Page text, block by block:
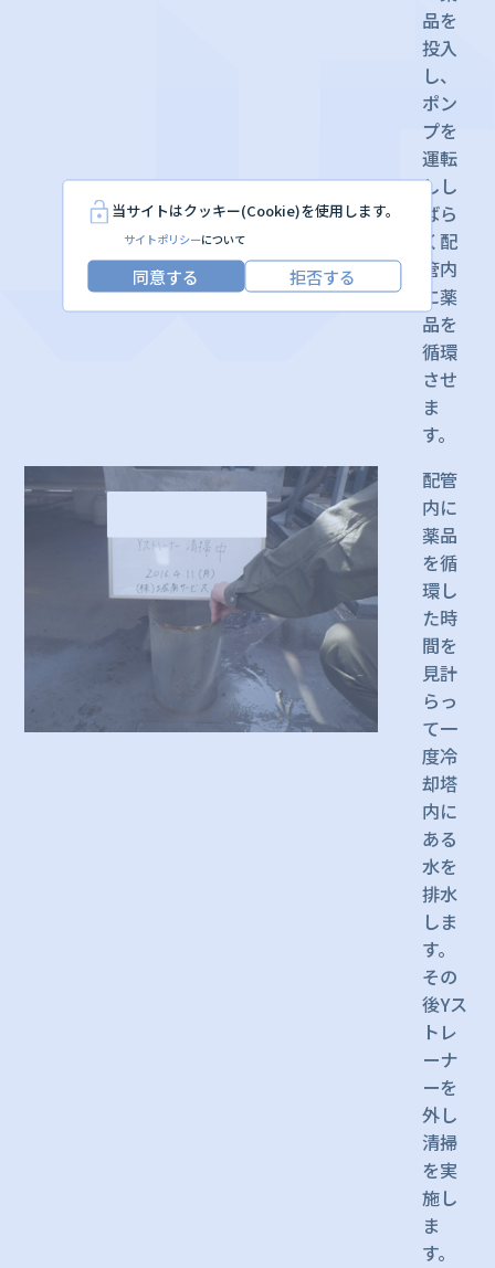
当サイトはクッキー(Cookie)を使用します。
サイトポリシーについて
同意する 拒否する
品を
投入
し、
ポン
プを
運転
しし
ばら
く配
管内
に薬
品を
循環
させ
ま
す。
配管
内に
薬品
を循
環し
た時
間を
見計
らっ
て一
度冷
却塔
内に
ある
水を
排水
しま
す。
その
後Yス
トレ
ーナ
ーを
外し
清掃
を実
施し
ま
す。